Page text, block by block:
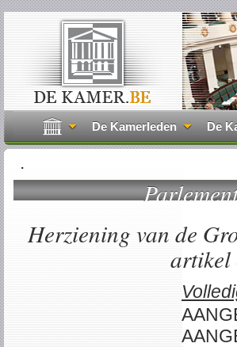
De Kamerleden De
.
Herziening van de
artikel